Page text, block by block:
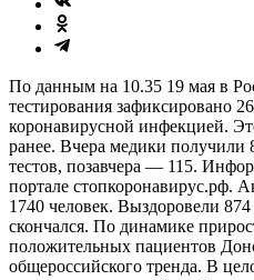
По данным на 10.35 19 мая в
тестирования зафиксировано
коронавирусной инфекцией.
ранее. Вчера медики
тестов, позавчера — 115.
портале стопкоронавирус.рф.
1740 человек. Выздоровели
скончался. По динамике
положительных пациентов
общероссийского тренда. В